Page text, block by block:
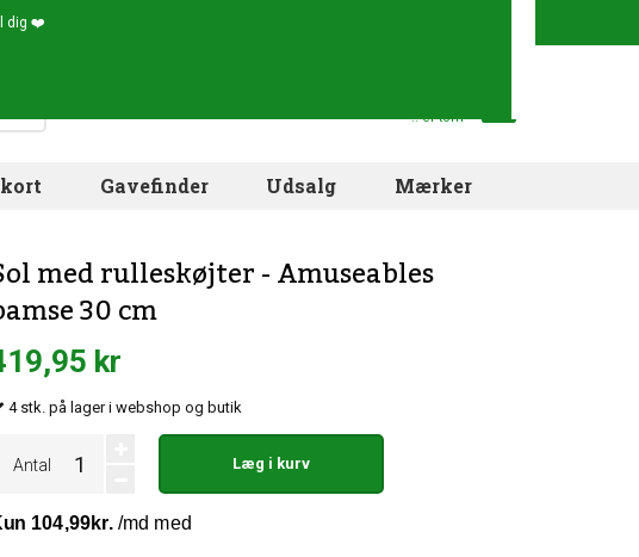
dig ❤️
.. er tom
Gavefinder Udsalg Mærker
med rulleskøjter - Amuseables
30 cm
kr
4 stk. på lager i webshop og butik
Antal Læg i kurv